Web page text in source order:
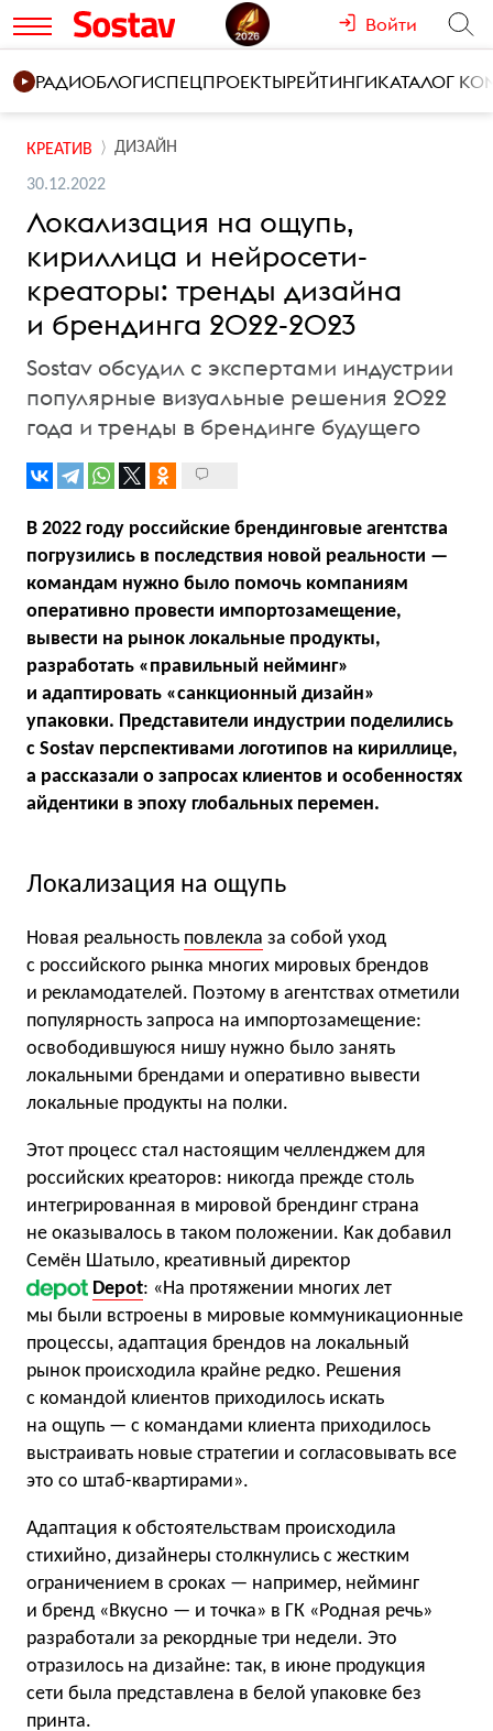
Войти
РАДИОБЛОГИСПЕЦПРОЕКТЫРЕЙТИНГИКАТАЛОГ
КРЕАТИВ ДИЗАЙН
30.12.2022
Локализация на ощупь,
кириллица и нейросети-
креаторы: тренды дизайна
и брендинга 2022-2023
Sostav обсудил с экспертами индустрии
популярные визуальные решения 2022
года и тренды в брендинге будущего
В 2022 году российские брендинговые агентства
погрузились в последствия новой реальности —
командам нужно было помочь компаниям
оперативно провести импортозамещение,
вывести на рынок локальные продукты,
разработать «правильный нейминг»
и адаптировать «санкционный дизайн»
упаковки. Представители индустрии поделились
с Sostav перспективами логотипов на кириллице,
а рассказали о запросах клиентов и особенностях
айдентики в эпоху глобальных перемен.
Локализация на ощупь
Новая реальность повлекла за собой уход
с российского рынка многих мировых брендов
и рекламодателей. Поэтому в агентствах отметили
популярность запроса на импортозамещение:
освободившуюся нишу нужно было занять
локальными брендами и оперативно вывести
локальные продукты на полки.
Этот процесс стал настоящим челленджем для
российских креаторов: никогда прежде столь
интегрированная в мировой брендинг страна
не оказывалось в таком положении. Как добавил
Семён Шатыло, креативный директор
Depot: «На протяжении многих лет
мы были встроены в мировые коммуникационные
процессы, адаптация брендов на локальный
рынок происходила крайне редко. Решения
с командой клиентов приходилось искать
на ощупь — с командами клиента приходилось
выстраивать новые стратегии и согласовывать все
это со штаб-квартирами».
Адаптация к обстоятельствам происходила
стихийно, дизайнеры столкнулись с жестким
ограничением в сроках — например, нейминг
и бренд «Вкусно — и точка» в ГК «Родная речь»
разработали за рекордные три недели. Это
отразилось на дизайне: так, в июне продукция
сети была представлена в белой упаковке без
принта.